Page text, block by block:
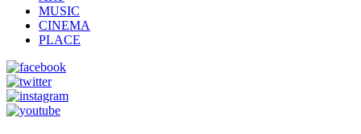
MUSIC
CINEMA
PLACE